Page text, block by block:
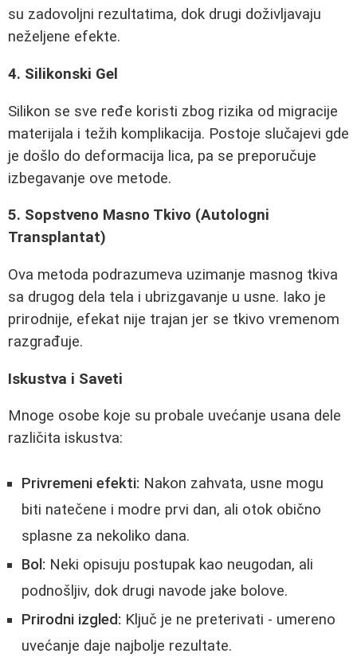
su zadovoljni rezultatima, dok drugi doživljavaju
neželjene efekte.
4. Silikonski Gel
Silikon se sve ređe koristi zbog rizika od migracije
materijala i težih komplikacija. Postoje slučajevi gde
je došlo do deformacija lica, pa se preporučuje
izbegavanje ove metode.
5. Sopstveno Masno Tkivo (Autologni
Transplantat)
Ova metoda podrazumeva uzimanje masnog tkiva
sa drugog dela tela i ubrizgavanje u usne. Iako je
prirodnije, efekat nije trajan jer se tkivo vremenom
razgrađuje.
Iskustva i Saveti
Mnoge osobe koje su probale uvećanje usana dele
različita iskustva:
Privremeni efekti: Nakon zahvata, usne mogu
biti natečene i modre prvi dan, ali otok obično
splasne za nekoliko dana.
Bol: Neki opisuju postupak kao neugodan, ali
podnošljiv, dok drugi navode jake bolove.
Prirodni izgled: Ključ je ne preterivati - umereno
uvećanje daje najbolje rezultate.